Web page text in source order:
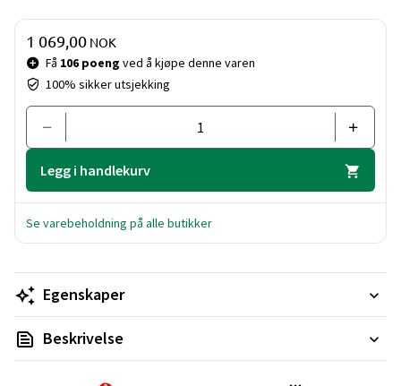
Pris og mengde
Få 106 poeng ved å kjøpe denne varen
100% sikker utsjekking
1 069,00 NOK
Legg i handlekurv
Se varebeholdning på alle butikker
Egenskaper
Beskrivelse